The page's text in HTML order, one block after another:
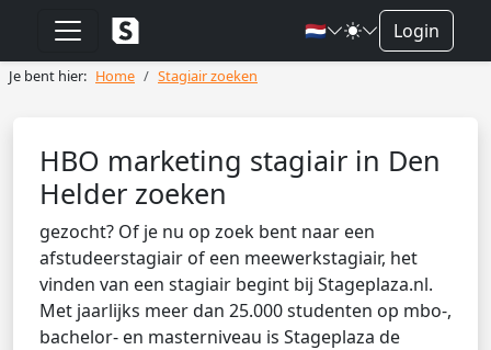
🇳🇱 Login
Je bent hier: Home Stagiair zoeken
HBO marketing stagiair in Den
Helder zoeken
gezocht? Of je nu op zoek bent naar een
afstudeerstagiair of een meewerkstagiair, het
vinden van een stagiair begint bij Stageplaza.nl.
Met jaarlijks meer dan 25.000 studenten op mbo-,
bachelor- en masterniveau is Stageplaza de